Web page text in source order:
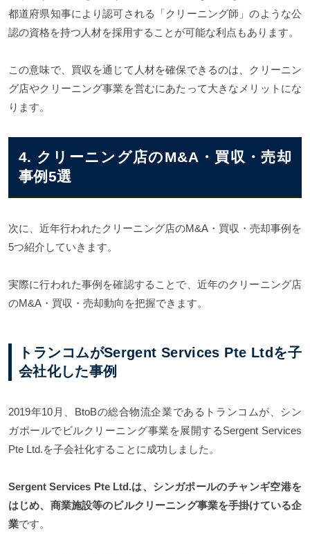
都道府県知事により認可される「クリーニング師」のような公
認の資格を持つ人材を採用することが可能な利点もあります。
この意味で、買収を通じて人材を確保できるのは、クリーニン
グ店やクリーニング事業を営むにあたって大きなメリットにな
ります。
4. クリーニング店のM&A・買収・売却
事例5選
次に、近年行われたクリーニング店のM&A・買収・売却事例を
5つ紹介していきます。
実際に行われた事例を確認することで、近年のクリーニング店
のM&A・買収・売却動向を把握できます。
トランコムがSergent Services Pte Ltdを子
会社化した事例
2019年10月、BtoBの総合物流企業であるトランコムが、シン
ガポールでビルクリーニング事業を展開するSergent Services
Pte Ltd.を子会社化することに成功しました。
Sergent Services Pte Ltd.は、シンガポールのチャンギ空港を
はじめ、商業施設等のビルクリーニング事業を手掛けている企
業です。